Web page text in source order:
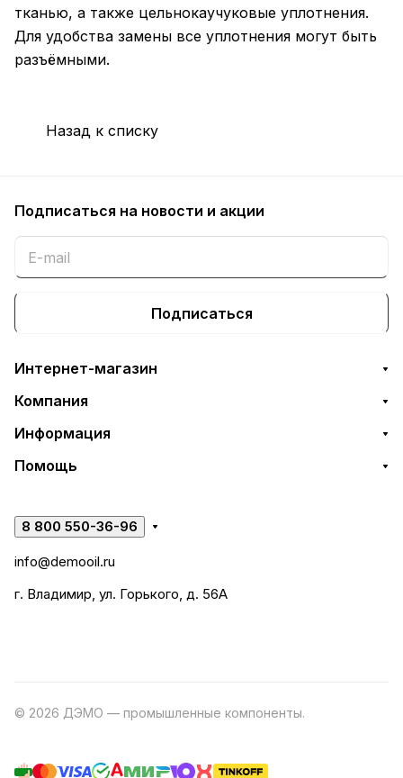
тканью, а также цельнокаучуковые уплотнения.
Для удобства замены все уплотнения могут быть
разъёмными.
Назад к списку
Подписаться на новости и акции
Подписаться
Интернет-магазин
Компания
Информация
Помощь
8 800 550-36-96
info@demooil.ru
г. Владимир, ул. Горького, д. 56А
© 2026 ДЭМО — промышленные компоненты.